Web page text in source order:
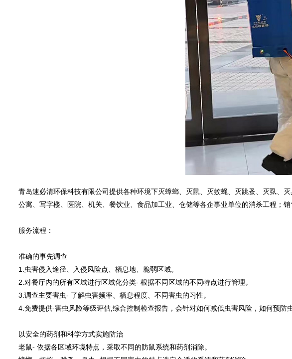
青岛速必清环保科技有限公司提供各种环境下灭蟑螂、灭鼠、灭蚊蝇、灭跳蚤、灭虱、
公寓、写字楼、医院、机关、餐饮业、食品加工业、仓储等各企事业单位的消杀工程；
服务流程：
准确的事先调查
1.虫害侵入途径、入侵风险点、栖息地、脆弱区域。
2.对餐厅内的所有区域进行区域化分类- 根据不同区域的不同特点进行管理。
3.调查主要害虫- 了解虫害频率、栖息程度、不同害虫的习性。
4.免费提供-害虫风险等级评估,综合控制检查报告，会针对如何减低虫害风险，如何预防
以安全的药剂和科学方式实施防治
老鼠- 依据各区域环境特点，采取不同的防鼠系统和药剂消除。